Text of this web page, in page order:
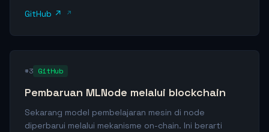
GitHub ↗
#3 GitHub
Pembaruan MLNode melalui blockchain
Sekarang model pembelajaran mesin di node
diperbarui melalui mekanisme on-chain. Ini berarti